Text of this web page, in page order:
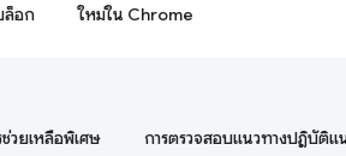
ล็อก ใหม่ใน Chrome
วยเหลือพิเศษ การตรวจสอบแนวทางปฏิบัติแ